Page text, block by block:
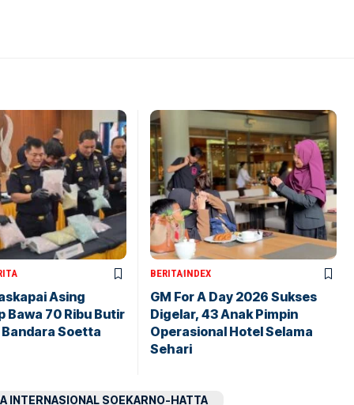
Asing
Bawa 70 Ribu Butir
Bandara Soetta
BERITAINDEX
GM For A Day 2026 Sukses
Digelar, 43 Anak Pimpin
Operasional Hotel Selama
Sehari
INTERNASIONAL SOEKARNO-HATTA